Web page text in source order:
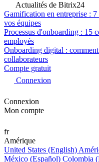
Actualités de Bitrix24
Gamification en entreprise :
vos équipes
Processus d'onboarding : 15
employés
Onboarding digital :
collaborateurs
Compte gratuit
Connexion
Connexion
Mon compte
fr
Amérique
United States (English)
México (Español) Colombia